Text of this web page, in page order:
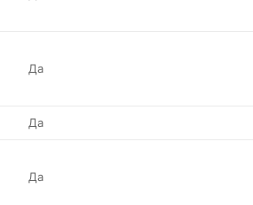
Да
Да
Да